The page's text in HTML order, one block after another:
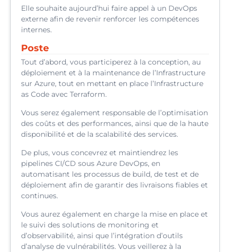
Elle souhaite aujourd’hui faire appel à un DevOps
externe afin de revenir renforcer les compétences
internes.
Poste
Tout d’abord, vous participerez à la conception, au
déploiement et à la maintenance de l’Infrastructure
sur Azure, tout en mettant en place l’Infrastructure
as Code avec Terraform.
Vous serez également responsable de l’optimisation
des coûts et des performances, ainsi que de la haute
disponibilité et de la scalabilité des services.
De plus, vous concevrez et maintiendrez les
pipelines CI/CD sous Azure DevOps, en
automatisant les processus de build, de test et de
déploiement afin de garantir des livraisons fiables et
continues.
Vous aurez également en charge la mise en place et
le suivi des solutions de monitoring et
d’observabilité, ainsi que l’intégration d’outils
d’analyse de vulnérabilités. Vous veillerez à la